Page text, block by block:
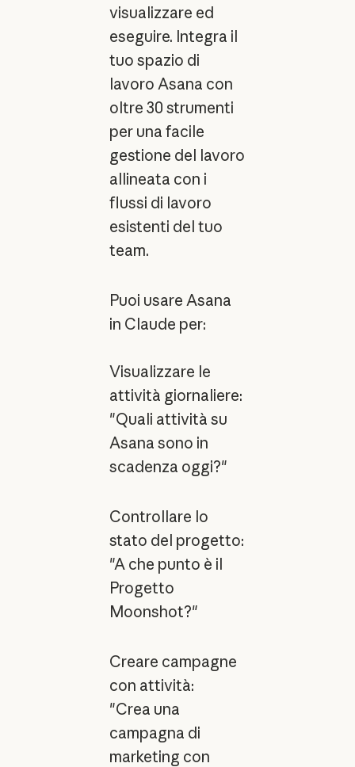
visualizzare ed
eseguire. Integra il
tuo spazio di
lavoro Asana con
oltre 30 strumenti
per una facile
gestione del lavoro
allineata con i
flussi di lavoro
esistenti del tuo
team.
Puoi usare Asana
in Claude per:
Visualizzare le
attività giornaliere:
"Quali attività su
Asana sono in
scadenza oggi?"
Controllare lo
stato del progetto:
"A che punto è il
Progetto
Moonshot?"
Creare campagne
con attività:
"Crea una
campagna di
marketing con